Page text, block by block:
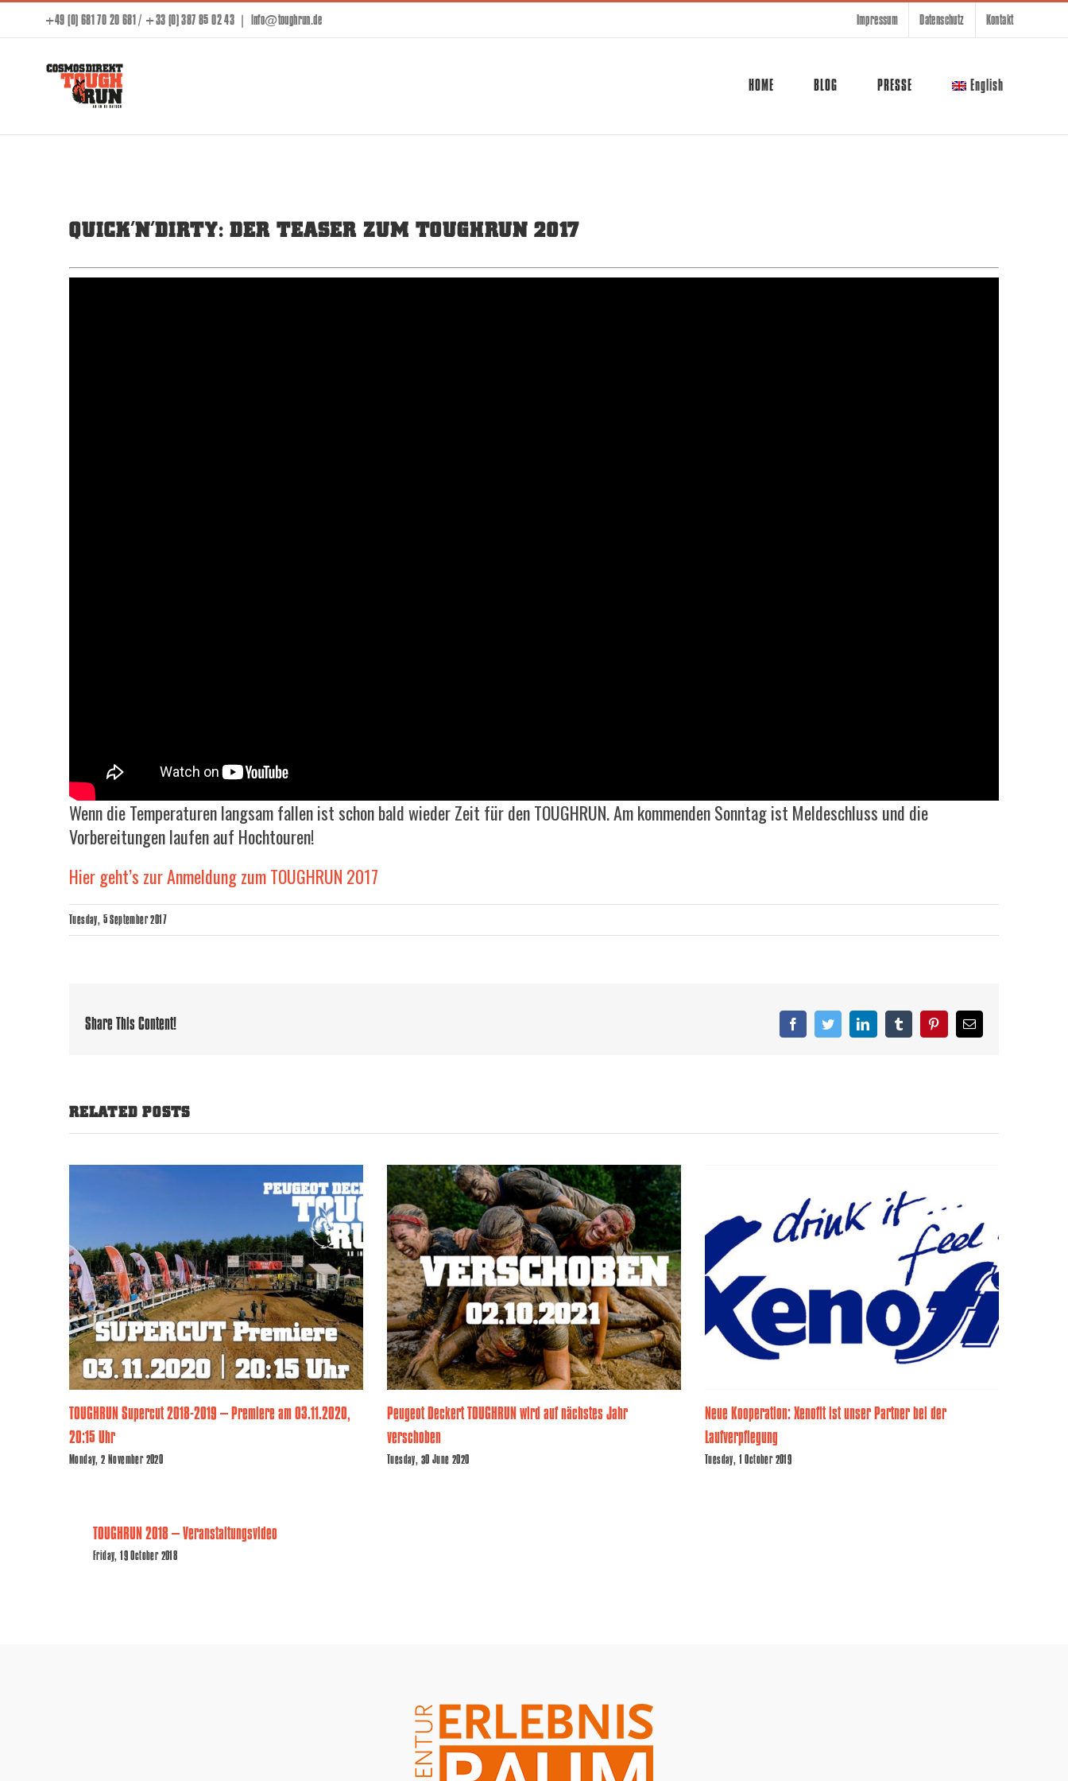
+49 (0) 681 70 20 681 / +33 (0) 387 85 02 43 | info@toughrun.de Impressum Datenschutz Kontakt
HOME BLOG PRESSE English
QUICK’N’DIRTY: DER TEASER ZUM TOUGHRUN 2017
Wenn die Temperaturen langsam fallen ist schon bald wieder Zeit für den TOUGHRUN. Am kommenden Sonntag ist Meldeschluss und die
Vorbereitungen laufen auf Hochtouren!
Hier geht’s zur Anmeldung zum TOUGHRUN 2017
Tuesday, 5 September 2017
Share This Content! FacebookTwitterLinkedInTumblr PinterestEmail
RELATED POSTS
TOUGHRUN Supercut 2018-2019 – Premiere am 03.11.2020,
20:15 Uhr
Monday, 2 November 2020
Peugeot Deckert TOUGHRUN wird auf nächstes Jahr
verschoben
Tuesday, 30 June 2020
Neue Kooperation: Xenofit ist unser Partner bei der
Laufverpflegung
Tuesday, 1 October 2019
TOUGHRUN 2018 – Veranstaltungsvideo
Friday, 19 October 2018